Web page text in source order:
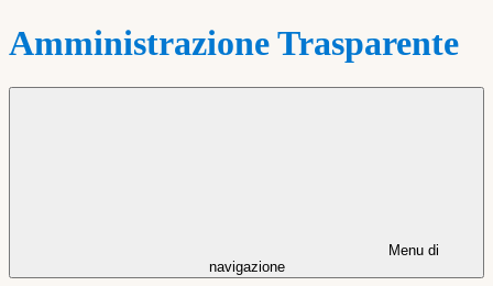
Amministrazione Trasparente
Menu di
navigazione